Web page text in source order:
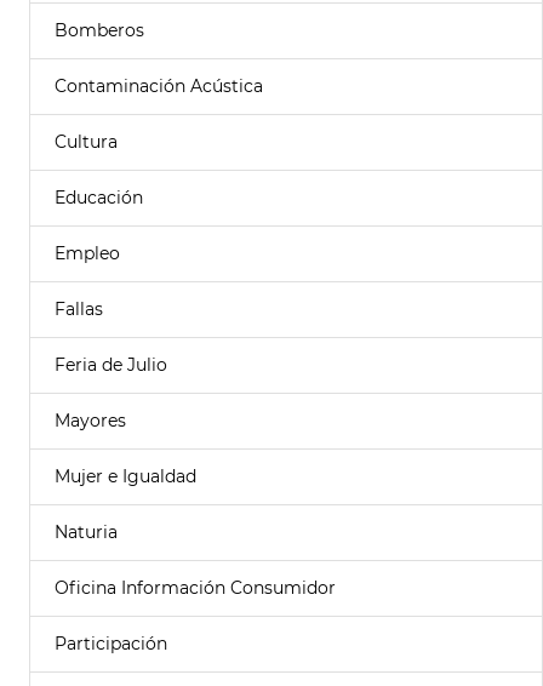
Bomberos
Contaminación Acústica
Cultura
Educación
Empleo
Fallas
Feria de Julio
Mayores
Mujer e Igualdad
Naturia
Oficina Información Consumidor
Participación